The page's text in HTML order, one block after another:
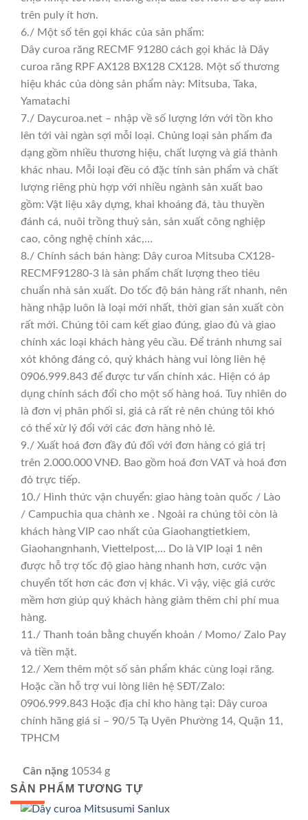
trên puly ít hơn.
6./ Một số tên gọi khác của sản phẩm:
Dây curoa răng RECMF 91280 cách gọi khác là Dây
curoa răng RPF AX128 BX128 CX128. Một số thương
hiệu khác của dòng sản phẩm này: Mitsuba, Taka,
Yamatachi
7./ Daycuroa.net – nhập về số lượng lớn với tồn kho
lên tới vài ngàn sợi mỗi loại. Chủng loại sản phẩm đa
dạng gồm nhiều thương hiệu, chất lượng và giá thành
khác nhau. Mỗi loại đều có đặc tính sản phẩm và chất
lượng riêng phù hợp với nhiều ngành sản xuất bao
gồm: Vật liệu xây dựng, khai khoáng đá, tàu thuyền
đánh cá, nuôi trồng thuỷ sản, sản xuất công nghiệp
cao, công nghệ chính xác,…
8./ Chính sách bán hàng: Dây curoa Mitsuba CX128-
RECMF91280-3 là sản phẩm chất lượng theo tiêu
chuẩn nhà sản xuất. Do tốc độ bán hàng rất nhanh, nên
hàng nhập luôn là loại mới nhất, thời gian sản xuất còn
rất mới. Chúng tôi cam kết giao đúng, giao đủ và giao
chính xác loại khách hàng yêu cầu. Để tránh nhưng sai
xót không đáng có, quý khách hàng vui lòng liên hệ
0906.999.843 để được tư vấn chính xác. Hiện có áp
dụng chính sách đổi cho một số hàng hoá. Tuy nhiên do
là đơn vị phân phối sỉ, giá cả rất rẻ nên chúng tôi khó
có thể xử lý đổi với các đơn hàng nhỏ lẻ.
9./ Xuất hoá đơn đầy đủ đối với đơn hàng có giá trị
trên 2.000.000 VNĐ. Bao gồm hoá đơn VAT và hoá đơn
đỏ trực tiếp.
10./ Hình thức vận chuyển: giao hàng toàn quốc / Lào
/ Campuchia qua chành xe . Ngoài ra chúng tôi còn là
khách hàng VIP cao nhất của Giaohangtietkiem,
Giaohangnhanh, Viettelpost,… Do là VIP loại 1 nên
được hỗ trợ tốc độ giao hàng nhanh hơn, cước vận
chuyển tốt hơn các đơn vị khác. Vì vậy, việc giá cước
mềm hơn giúp quý khách hàng giảm thêm chi phí mua
hàng.
11./ Thanh toán bằng chuyển khoản / Momo/ Zalo Pay
và tiền mặt.
12./ Xem thêm một số sản phẩm khác cùng loại răng.
Hoặc cần hỗ trợ vui lòng liên hệ SĐT/Zalo:
0906.999.843 Hoặc địa chỉ kho hàng tại: Dây curoa
chính hãng giá sỉ – 90/5 Tạ Uyên Phường 14, Quận 11,
TPHCM
Cân nặng 10534 g
SẢN PHẨM TƯƠNG TỰ
GIÁ SỈ
GIÁ TỐT